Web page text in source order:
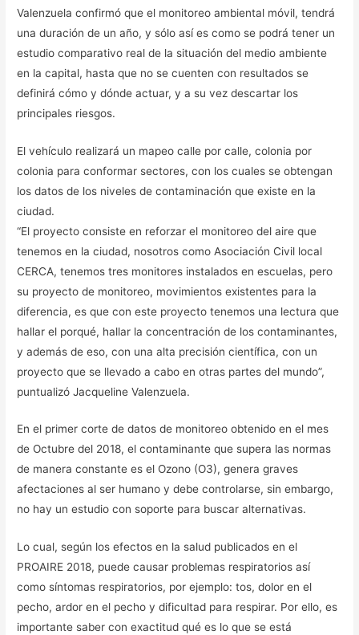
Valenzuela confirmó que el monitoreo ambiental móvil, tendrá
una duración de un año, y sólo así es como se podrá tener un
estudio comparativo real de la situación del medio ambiente
en la capital, hasta que no se cuenten con resultados se
definirá cómo y dónde actuar, y a su vez descartar los
principales riesgos.
El vehículo realizará un mapeo calle por calle, colonia por
colonia para conformar sectores, con los cuales se obtengan
los datos de los niveles de contaminación que existe en la
ciudad.
“El proyecto consiste en reforzar el monitoreo del aire que
tenemos en la ciudad, nosotros como Asociación Civil local
CERCA, tenemos tres monitores instalados en escuelas, pero
su proyecto de monitoreo, movimientos existentes para la
diferencia, es que con este proyecto tenemos una lectura que
hallar el porqué, hallar la concentración de los contaminantes,
y además de eso, con una alta precisión científica, con un
proyecto que se llevado a cabo en otras partes del mundo”,
puntualizó Jacqueline Valenzuela.
En el primer corte de datos de monitoreo obtenido en el mes
de Octubre del 2018, el contaminante que supera las normas
de manera constante es el Ozono (O3), genera graves
afectaciones al ser humano y debe controlarse, sin embargo,
no hay un estudio con soporte para buscar alternativas.
Lo cual, según los efectos en la salud publicados en el
PROAIRE 2018, puede causar problemas respiratorios así
como síntomas respiratorios, por ejemplo: tos, dolor en el
pecho, ardor en el pecho y dificultad para respirar. Por ello, es
importante saber con exactitud qué es lo que se está